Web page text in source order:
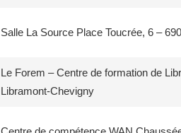
Salle La Source Place Toucrée, 6 –
Le Forem – Centre de formation de
Libramont-Chevigny